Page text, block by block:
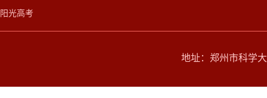
阳光高考
地址：郑州市科学